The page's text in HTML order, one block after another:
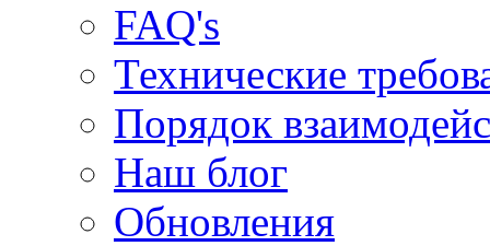
FAQ's
Технические
Порядок
Наш блог
Обновления